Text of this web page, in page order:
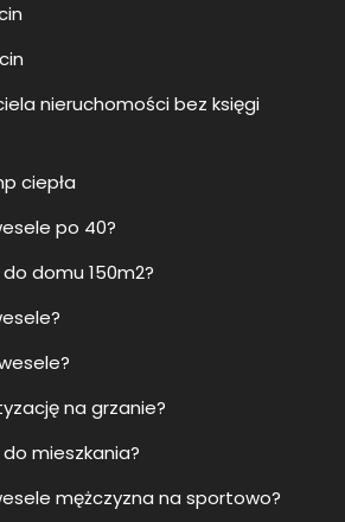
nieruchomości bez księgi
ciepła
po 40?
domu 150m2?
na grzanie?
mieszkania?
mężczyzna na sportowo?